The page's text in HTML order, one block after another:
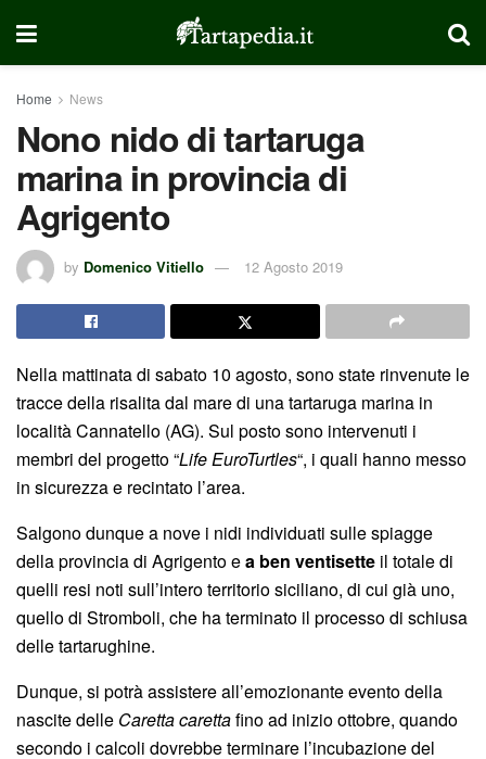
Home News
Nono nido di tartaruga
marina in provincia di
Agrigento
by Domenico Vitiello 12 Agosto 2019
Nella mattinata di sabato 10 agosto, sono state rinvenute le
tracce della risalita dal mare di una tartaruga marina in
località Cannatello (AG). Sul posto sono intervenuti i
membri del progetto “Life EuroTurtles“, i quali hanno messo
in sicurezza e recintato l’area.
Salgono dunque a nove i nidi individuati sulle spiagge
della provincia di Agrigento ea ben ventisette il totale di
quelli resi noti sull’intero territorio siciliano, di cui già uno,
quello di Stromboli, che ha terminato il processo di schiusa
delle tartarughine.
Dunque, si potrà assistere all’emozionante evento della
nascite delle Caretta carettafino ad inizio ottobre, quando
secondo i calcoli dovrebbe terminare l’incubazione del